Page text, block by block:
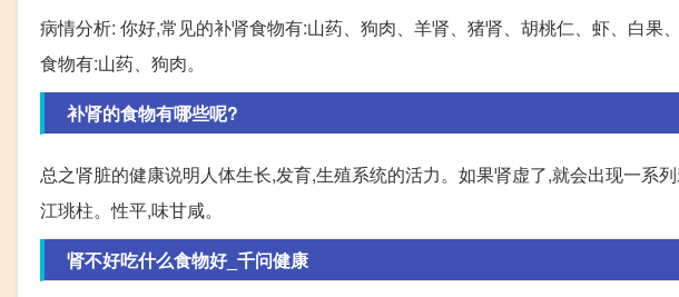
病情分析: 你好,常见的补肾食物有:山药、狗肉、羊肾、猪肾、胡桃仁、虾、白果
食物有:山药、狗肉。
补肾的食物有哪些呢?
总之肾脏的健康说明人体生长,发育,生殖系统的活力。如果肾虚了,就会出现一系
江珧柱。性平,味甘咸。
肾不好吃什么食物好_千问健康